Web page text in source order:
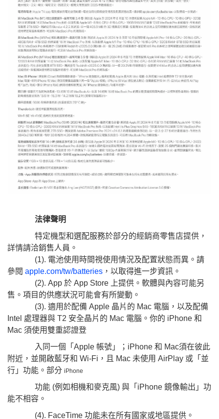
法律聲明
特定機型和選配服務於部分的經銷商零售店提供，
詳情請洽銷售人員。
(1). 電池使用時間視使用情況及配置狀態而異。請
參閱 apple.com/tw/batteries ，以取得進一步資訊。
(2). App 於 App Store 上提供。軟體與內容可能另
售。項目的供應狀況可能會有所變動。
(3). 適用於配備 Apple 晶片的 Mac 電腦，以及配備
Intel 處理器與 T2 安全晶片的 Mac 電腦。你的 iPhone 和
Mac 須使用雙重認證登
入同一個「Apple 帳號」；iPhone 和 Mac須在彼此
附近，並開啟藍牙和 Wi-Fi，且 Mac 未使用 AirPlay 或「並
行」功能。部分 iPhone
功能 (例如相機和麥克風) 與「iPhone 鏡像輸出」功
能不相容。
(4). FaceTime 功能未在所有國家或地區提供。